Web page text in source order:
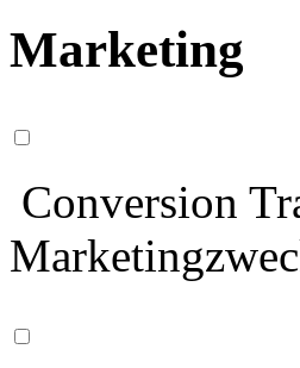
Marketing
Conversion